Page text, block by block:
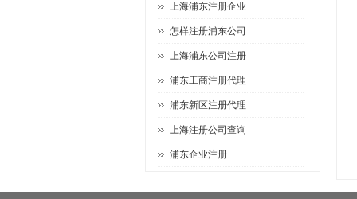
上海浦东注册企业
怎样注册浦东公司
上海浦东公司注册
浦东工商注册代理
浦东新区注册代理
上海注册公司查询
浦东企业注册